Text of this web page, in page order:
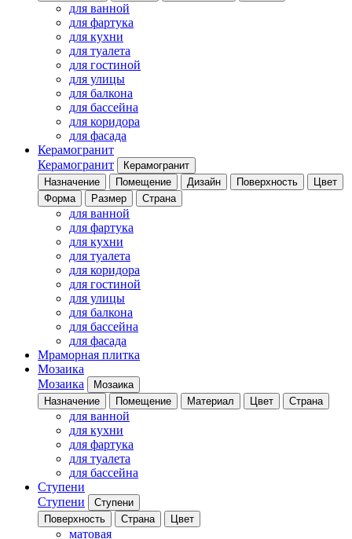
для ванной
для фартука
для кухни
для туалета
для гостиной
для улицы
для балкона
для бассейна
для коридора
для фасада
Керамогранит
Керамогранит
Керамогранит
Назначение
Помещение Дизайн Поверхность
Цвет
Форма
Размер Страна
для ванной
для фартука
для кухни
для туалета
для коридора
для гостиной
для улицы
для балкона
для бассейна
для фасада
Мраморная плитка
Мозаика
Мозаика
Мозаика
Назначение
Помещение Материал Цвет Страна
для ванной
для кухни
для фартука
для туалета
для бассейна
Ступени
Ступени
Ступени
Поверхность
Страна Цвет
матовая